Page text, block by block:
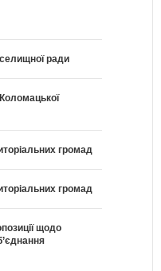
селищної ради
громад
громад
щодо